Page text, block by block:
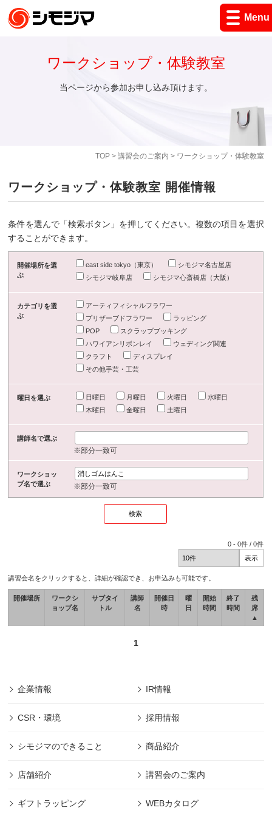
Menu
TOP> 講習会のご案内 > ワークショップ・体験教室
ワークショップ・体験教室
当ページから参加お申し込み頂けます。
ワークショップ・体験教室 開催情報
条件を選んで「検索ボタン」を押してください。複数の項目を選択
することができます。
開催場所を選
ぶ
east side tokyo（東京）
シモジマ名古屋店
シモジマ岐阜店
シモジマ心斎橋店（大阪）
カテゴリを選
ぶ
アーティフィシャルフラワー
プリザーブドフラワー
ラッピング
POP
スクラップブッキング
ハワイアンリボンレイ
ウェディング関連
クラフト
ディスプレイ
その他手芸・工芸
曜日を選ぶ 日曜日 月曜日 火曜日
水曜日
木曜日
金曜日 土曜日
講師名で選ぶ
※部分一致可
ワークショッ
プ名で選ぶ
※部分一致可
0 -0件 /0件
講習会名をクリックすると、詳細が確認でき、お申込みも可能です。
開催場所
ワークシ
ョップ名
サブタイ
トル
講師
名
開催日
時
曜
日
開始
時間
終了
時間
残
席
▲
1
企業情報 IR情報
CSR・環境 採用情報
シモジマのできること 商品紹介
店舗紹介 講習会のご案内
ギフトラッピング WEBカタログ